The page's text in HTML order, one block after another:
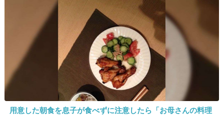
2019/05/14(火) 22:18:42
>>17
世にも奇妙な物語かよw
+1869
用意した朝食を息子が食べずに注意したら「お母さんの料理